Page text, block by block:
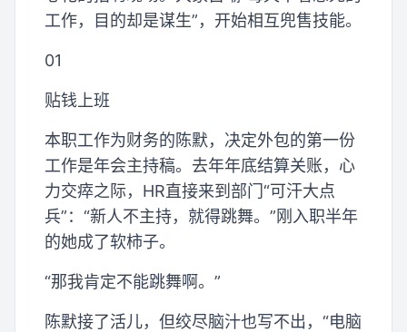
工作，目的却是谋生”，开始相互兜售技能。
01
贴钱上班
本职工作为财务的陈默，决定外包的第一份
工作是年会主持稿。去年年底结算关账，心
力交瘁之际，HR直接来到部门“可汗大点
兵”：“新人不主持，就得跳舞。”刚入职半年
的她成了软柿子。
“那我肯定不能跳舞啊。”
陈默接了活儿，但绞尽脑汁也写不出，“电脑